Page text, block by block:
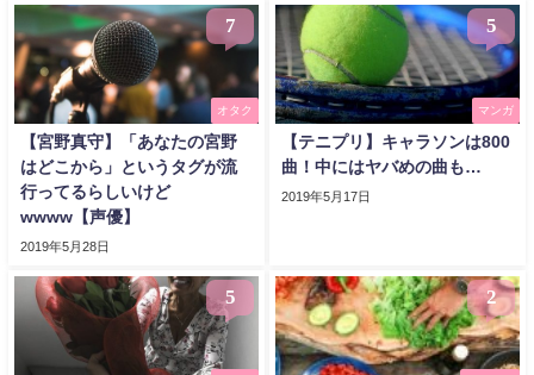
7
オタク
【宮野真守】「あなたの宮野
はどこから」というタグが流
行ってるらしいけど
wwww【声優】
2019年5月28日
5
マンガ
【テニプリ】キャラソンは800
曲！中にはヤバめの曲も…
2019年5月17日
5 2